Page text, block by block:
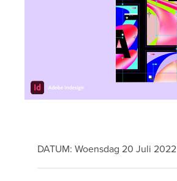
DATUM: Woensdag 20 Juli 2022